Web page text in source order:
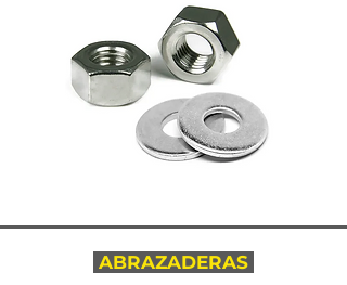
ABRAZADERAS